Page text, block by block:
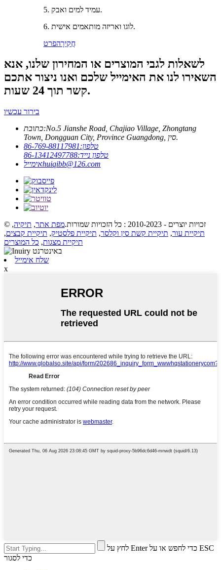
5. עמיד למים ואבק.
6. לוגו ואריזה מותאמים אישית.
חֲקִירָהפרט
לשאלות לגבי המוצרים או המחירון שלנו, אנא
השאירו לנו את האימייל שלכם ואנו ניצור אתכם
קשר תוך 24 שעות.
בירור עכשיו
כתובת:No.5 Jianshe Road, Chajiao Village, Zhongtang
Town, Dongguan City, Province Guangdong, סין.
טלפון:86-769-88117981
טלפון נייד:86-13412497788
אימיילhuiqibb@126.com
© זכויות יוצרים - 2010-2023 : כל הזכויות שמורות. מפת אתר, תיקיה,
תיקיית עור, תיקיית קשת סין וקלסר, תיקיית פלסטיק, תיקיית קבצים,
תיקיית מצגות, כל המוצרים
שלח אימייל
x
לחץ על Enter כדי לחפש או על ESC
כדי לסגור